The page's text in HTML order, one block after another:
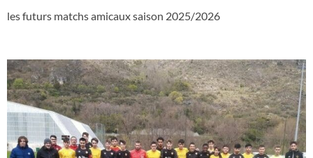
les futurs matchs amicaux saison 2025/2026